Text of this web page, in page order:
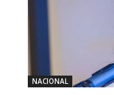
NACIONAL